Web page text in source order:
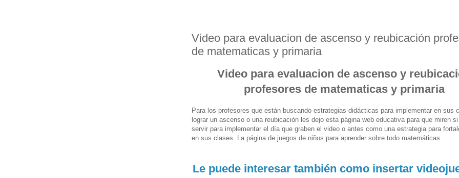
Video para evaluacion de ascenso y reubicación
de matematicas y primaria
Video para evaluacion de ascenso y
profesores de matematicas y primaria
Para los profesores que están buscando estrategias didácticas para implementar en sus
lograr un ascenso o una reubicación les dejo esta página web educativa para que miren
servir para implementar el día que graben el video o antes como una estrategia para
en sus clases. La página de juegos de niños para aprender sobre todo matemáticas.
Le puede interesar también como insertar